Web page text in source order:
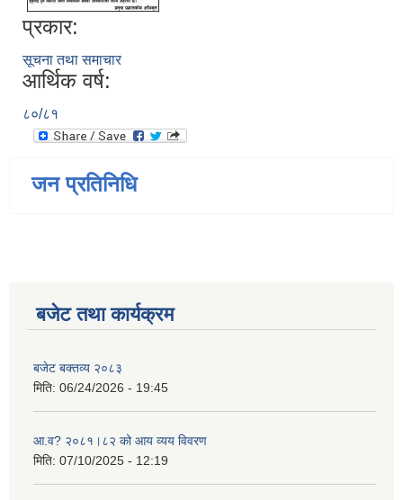
प्रकार:
सूचना तथा समाचार
आर्थिक वर्ष:
८०/८१
जन प्रतिनिधि
बजेट तथा कार्यक्रम
बजेट बक्तव्य २०८३
मिति: 06/24/2026 - 19:45
आ.व? २०८१।८२ को आय व्यय विवरण
मिति: 07/10/2025 - 12:19